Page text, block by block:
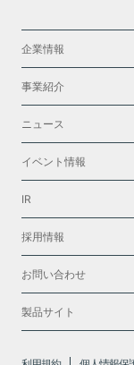
企業情報
事業紹介
ニュース
イベント情報
IR
採用情報
お問い合わせ
製品サイト